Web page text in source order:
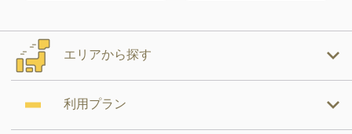
エリアから探す
利用プラン